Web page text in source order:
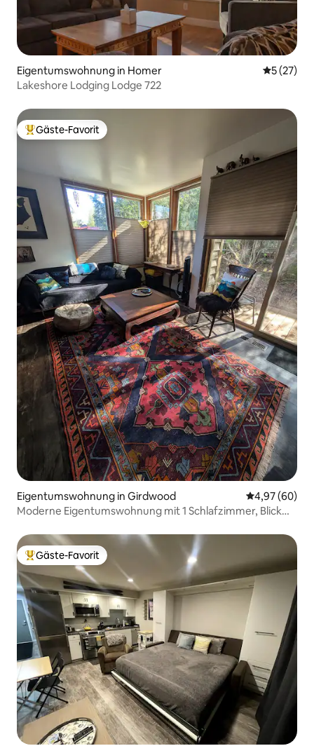
Eigentumswohnung in Homer
5 (27)
Lakeshore Lodging Lodge 722
Beliebter Gäste-Favorit.
Gäste-Favorit
Eigentumswohnung in Girdwood
4,97 (60)
Moderne Eigentumswohnung mit 1 Schlafzimmer, Blick
Beliebter Gäste-Favorit.
Gäste-Favorit